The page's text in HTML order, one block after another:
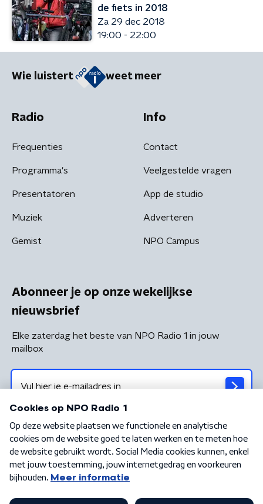
de fiets in 2018
Za 29 dec 2018
19:00 - 22:00
Wie luistert weet meer
Radio
Frequenties
Programma's
Presentatoren
Muziek
Gemist
Info
Contact
Veelgestelde vragen
App de studio
Adverteren
NPO Campus
Abonneer je op onze wekelijkse
nieuwsbrief
Elke zaterdag het beste van NPO Radio 1 in jouw
mailbox
Algemene voorwaarden